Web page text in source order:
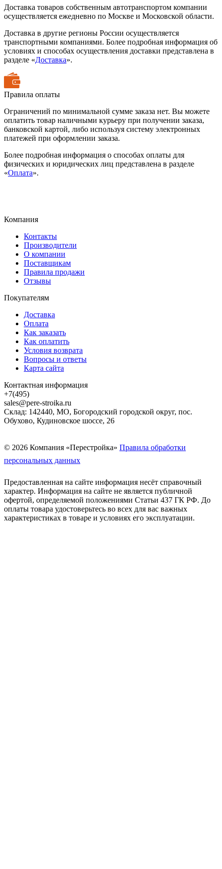
Доставка товаров собственным автотранспортом компании
осуществляется ежедневно по Москве и Московской области.
Доставка в другие регионы России осуществляется
транспортными компаниями. Более подробная информация об
условиях и способах осуществления доставки представлена в
разделе «Доставка».
Правила оплаты
Ограничений по минимальной сумме заказа нет. Вы можете
оплатить товар наличными курьеру при получении заказа,
банковской картой, либо используя систему электронных
платежей при оформлении заказа.
Более подробная информация о способах оплаты для
физических и юридических лиц представлена в разделе
«Оплата».
Компания
Контакты
Производители
О компании
Поставщикам
Правила продажи
Отзывы
Покупателям
Доставка
Оплата
Как заказать
Как оплатить
Условия возврата
Вопросы и ответы
Карта сайта
Контактная информация
+7(495)
sales@pere-stroika.ru
Склад: 142440, МО, Богородский городской округ, пос.
Обухово, Кудиновское шоссе, 26
© 2026 Компания «Перестройка» Правила обработки
персональных данных
Предоставленная на сайте информация несёт справочный
характер. Информация на сайте не является публичной
офертой, определяемой положениями Статьи 437 ГК РФ. До
оплаты товара удостоверьтесь во всех для вас важных
характеристиках в товаре и условиях его эксплуатации.